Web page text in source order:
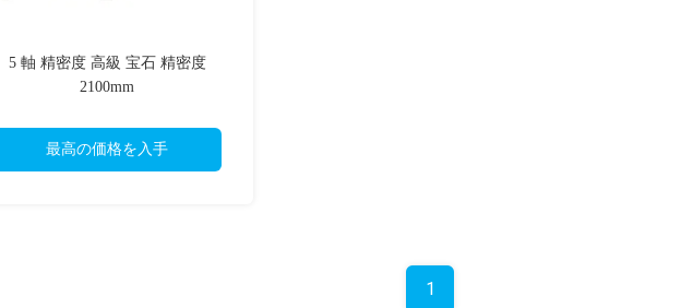
5 軸 精密度 高級 宝石 精密度
2100mm
最高の価格を入手
1